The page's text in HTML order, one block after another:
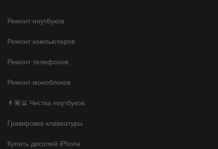
Ремонт ноутбуков
Ремонт компьютеров
Ремонт телефонов
Ремонт моноблоков
👨🏽‍💻 Чистка ноутбуков
Гравировка клавиатуры
Купить дисплей iPhone